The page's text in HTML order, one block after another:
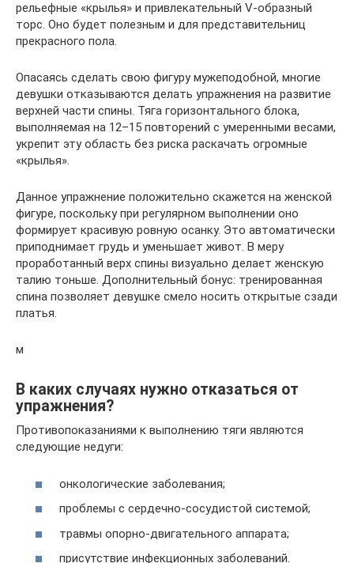
рельефные «крылья» и привлекательный V-образный
торс. Оно будет полезным и для представительниц
прекрасного пола.
Опасаясь сделать свою фигуру мужеподобной, многие
девушки отказываются делать упражнения на развитие
верхней части спины. Тяга горизонтального блока,
выполняемая на 12–15 повторений с умеренными весами,
укрепит эту область без риска раскачать огромные
«крылья».
Данное упражнение положительно скажется на женской
фигуре, поскольку при регулярном выполнении оно
формирует красивую ровную осанку. Это автоматически
приподнимает грудь и уменьшает живот. В меру
проработанный верх спины визуально делает женскую
талию тоньше. Дополнительный бонус: тренированная
спина позволяет девушке смело носить открытые сзади
платья.
м
В каких случаях нужно отказаться от
упражнения?
Противопоказаниями к выполнению тяги являются
следующие недуги:
онкологические заболевания;
проблемы с сердечно-сосудистой системой;
травмы опорно-двигательного аппарата;
присутствие инфекционных заболеваний.